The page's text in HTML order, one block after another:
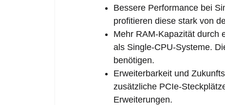
Bessere Performance bei
profitieren diese stark von
Mehr RAM-Kapazität durch
als Single-CPU-Systeme.
benötigen.
Erweiterbarkeit und
zusätzliche PCIe-
Erweiterungen.